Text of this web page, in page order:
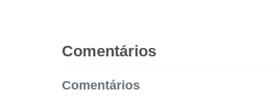
Comentários
Comentários